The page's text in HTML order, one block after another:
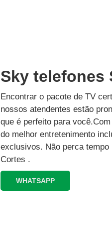
Sky telefones
Encontrar o pacote de TV
nossos atendentes estão
que é perfeito para
do melhor entretenimento
exclusivos.‍ Não perca
Cortes .
WHATSAPP